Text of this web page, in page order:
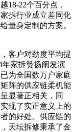
18-22个百分点，
拆行业成立差同化
量身定制的方案。
客户对劲度平均提
年家拆赞扬阐发演
为全国数万户家庭
阵的供应链柔机能
显著正相关，同
现了实正意义上的
的好处。供应链的
天坛拆修秉承了金